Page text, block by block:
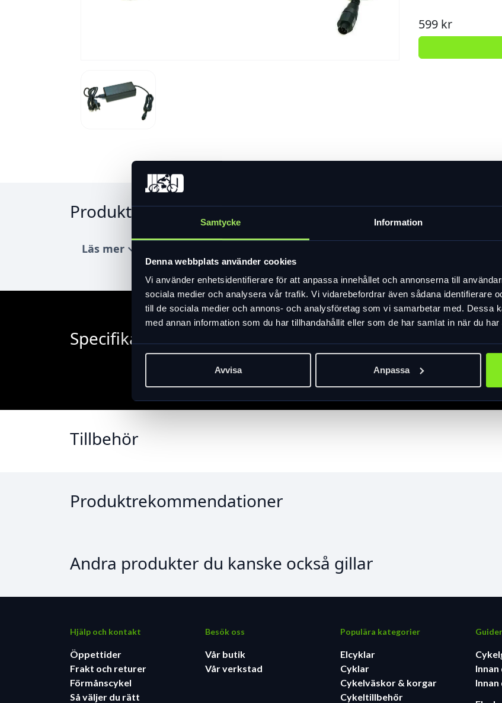
Samtycke Information
Denna webbplats använder cookies
Vi använder enhetsidentifierare för att anpassa innehållet och annonserna till
sociala medier och analysera vår trafik. Vi vidarebefordrar även sådana identifierare
till de sociala medier och annons- och analysföretag som vi samarbetar med. Dessa
med annan information som du har tillhandahållit eller som de har samlat in när du
Avvisa Anpassa
599 kr
Produktinformation
Läs mer expand_more
Specifikation
Tillbehör
Produktrekommendationer
Andra produkter du kanske också gillar
Hjälp och kontakt
Öppettider
Frakt och returer
Förmånscykel
Så väljer du rätt
Besök oss
Vår butik
Vår verkstad
Populära kategorier
Elcyklar
Cyklar
Cykelväskor & korgar
Cykeltillbehör
Guider